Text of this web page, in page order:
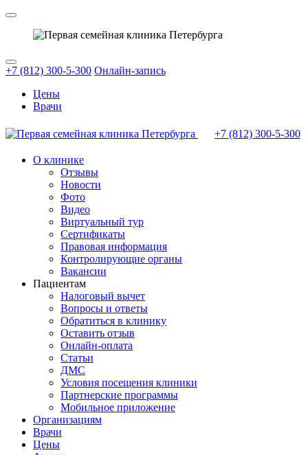
+7 (812) 300-5-300 Онлайн-запись
Цены
Врачи
+7 (812) 300-5-300
О клинике
Отзывы
Новости
Фото
Видео
Виртуальный тур
Сертификаты
Правовая информация
Контролирующие органы
Вакансии
Пациентам
Налоговый вычет
Вопросы и ответы
Обратиться в клинику
Оставить отзыв
Онлайн-оплата
Статьи
ДМС
Условия посещения клиники
Партнерские программы
Мобильное приложение
Организациям
Врачи
Цены